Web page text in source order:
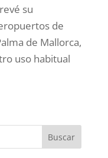
su
de
de Mallorca,
uso habitual